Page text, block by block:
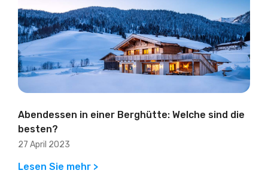
Abendessen in einer Berghütte: Welche sind die
besten?
27 April 2023
Lesen Sie mehr >